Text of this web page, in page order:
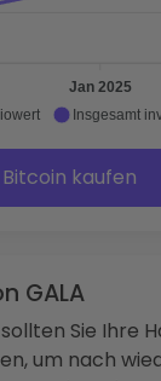
Jan 2025
Insgesamt
Bitcoin kaufen
GALA
Sie Ihre
um nach